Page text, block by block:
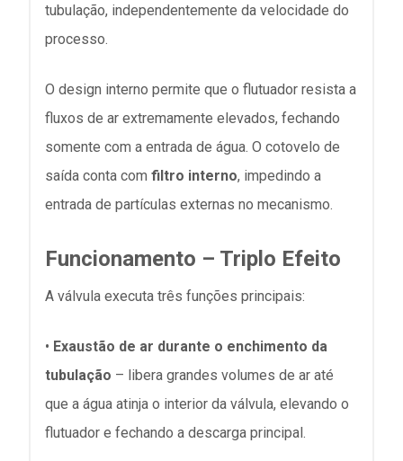
tubulação, independentemente da velocidade do
processo.
O design interno permite que o flutuador resista a
fluxos de ar extremamente elevados, fechando
somente com a entrada de água. O cotovelo de
saída conta com filtro interno, impedindo a
entrada de partículas externas no mecanismo.
Funcionamento – Triplo Efeito
A válvula executa três funções principais:
• Exaustão de ar durante o enchimento da
tubulação – libera grandes volumes de ar até
que a água atinja o interior da válvula, elevando o
flutuador e fechando a descarga principal.